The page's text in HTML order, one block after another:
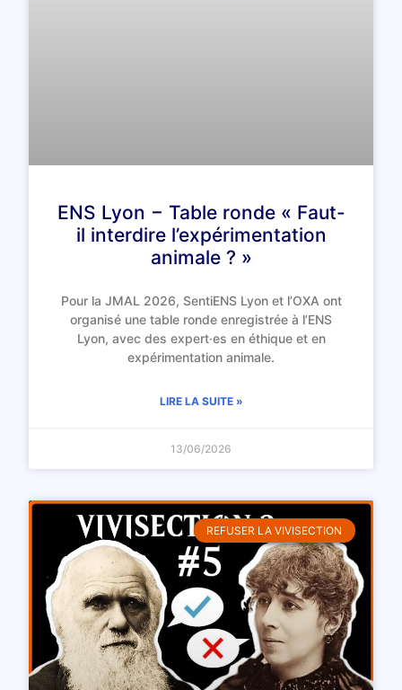
ENS Lyon − Table ronde « Faut-
il interdire l’expérimentation
animale ? »
Pour la JMAL 2026, SentiENS Lyon et l’OXA ont
organisé une table ronde enregistrée à l’ENS
Lyon, avec des expert·es en éthique et en
expérimentation animale.
LIRE LA SUITE »
13/06/2026
REFUSER LA VIVISECTION